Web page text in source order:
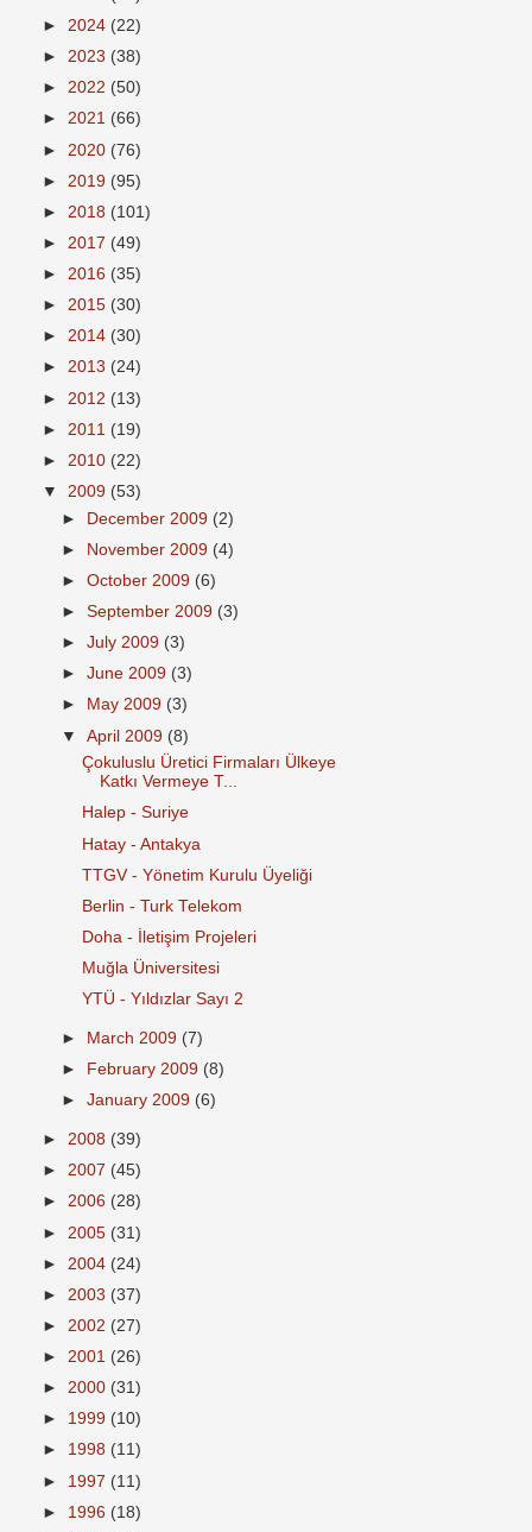
► 2024 (22)
► 2023 (38)
► 2022 (50)
► 2021 (66)
► 2020 (76)
► 2019 (95)
► 2018 (101)
► 2017 (49)
► 2016 (35)
► 2015 (30)
► 2014 (30)
► 2013 (24)
► 2012 (13)
► 2011 (19)
► 2010 (22)
▼ 2009 (53)
► December 2009 (2)
►
November 2009 (4)
►October 2009 (6)
►September 2009 (3)
►July 2009 (3)
►June 2009 (3)
►
May 2009 (3)
▼April 2009 (8)
Çokuluslu Üretici Firmaları Ülkeye
Katkı Vermeye T...
Halep - Suriye
Hatay - Antakya
TTGV - Yönetim Kurulu Üyeliği
Berlin - Turk Telekom
Doha - İletişim Projeleri
Muğla Üniversitesi
YTÜ - Yıldızlar Sayı 2
► March 2009 (7)
►
February 2009 (8)
►January 2009 (6)
► 2008 (39)
► 2007 (45)
► 2006 (28)
► 2005 (31)
► 2004 (24)
► 2003 (37)
► 2002 (27)
► 2001 (26)
► 2000 (31)
► 1999 (10)
► 1998 (11)
► 1997 (11)
► 1996 (18)